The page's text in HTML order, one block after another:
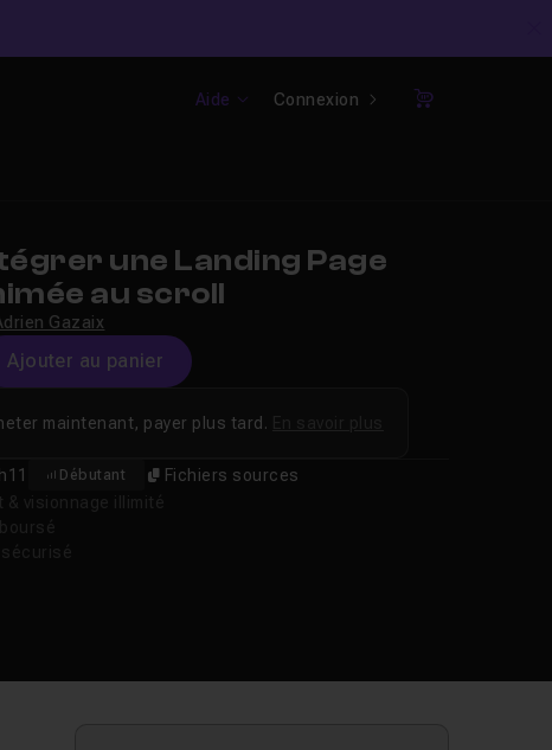
Aide Connexion
Panier
une Landing Page
au scroll
Gazaix
Ajouter au panier
Débutant Fichiers sources
maintenant, payer plus tard.